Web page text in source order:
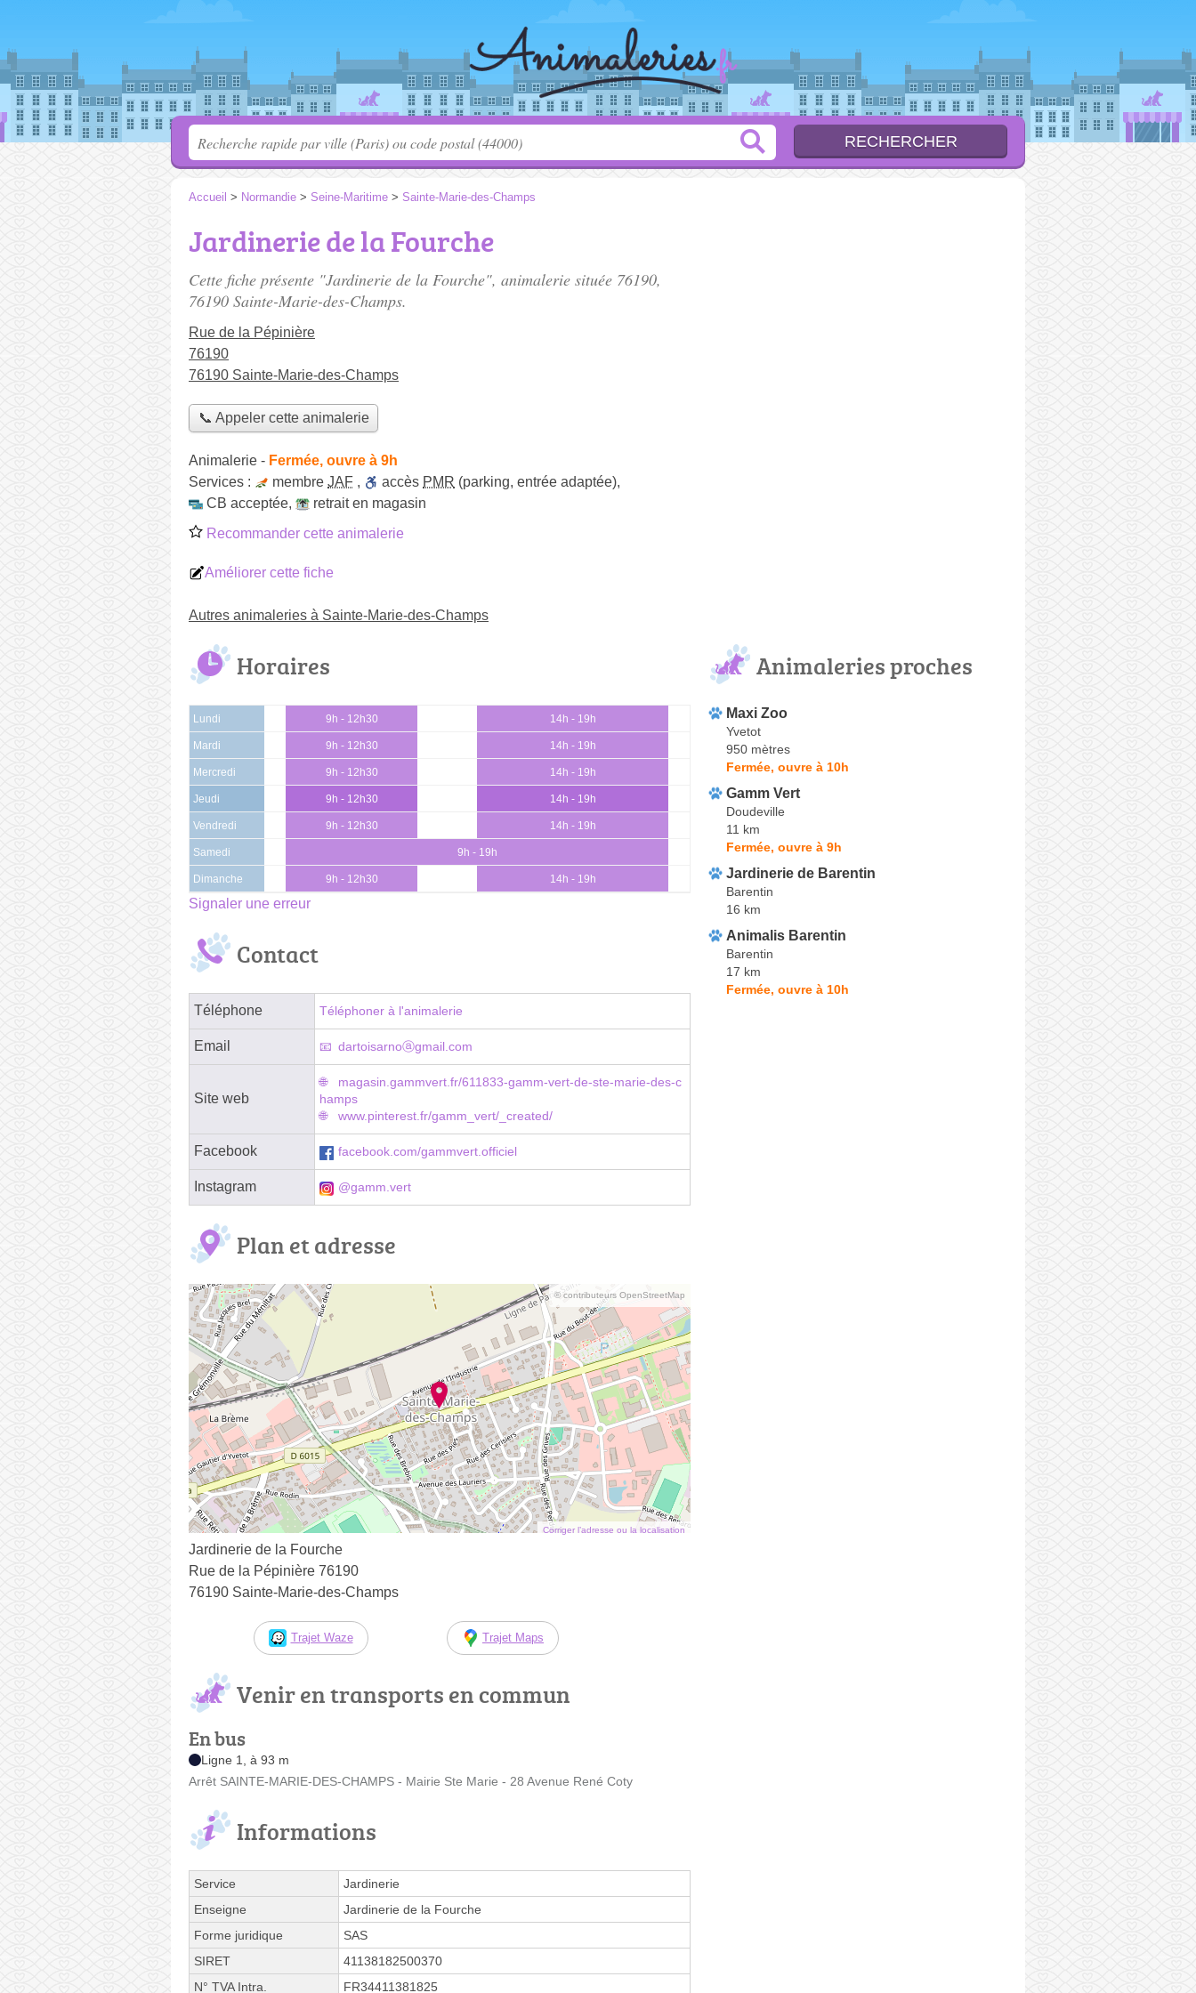
Accueil > Normandie > Seine-Maritime > Sainte-Marie-des-Champs
Jardinerie de la Fourche
Cette fiche présente "Jardinerie de la Fourche", animalerie située 76190,
76190 Sainte-Marie-des-Champs.
Rue de la Pépinière
76190
76190 Sainte-Marie-des-Champs
📞 Appeler cette animalerie
Animalerie - Fermée, ouvre à 9h
Services :
membre JAF , accès PMR (parking, entrée adaptée),
CB acceptée,
retrait en magasin
Recommander cette animalerie
Améliorer cette fiche
Autres animaleries à Sainte-Marie-des-Champs
Horaires
Lundi 9h - 12h30 14h - 19h
Mardi 9h - 12h30 14h - 19h
Mercredi 9h - 12h30 14h - 19h
Jeudi 9h - 12h30 14h - 19h
Vendredi 9h - 12h30 14h - 19h
Samedi 9h - 19h
Dimanche 9h - 12h30 14h - 19h
Signaler une erreur
Contact
Téléphone Téléphoner à l'animalerie
Email dartoisarnoⓐgmail.com
Site web
magasin.gammvert.fr/611833-gamm-vert-de-ste-marie-des-c
hamps
www.pinterest.fr/gamm_vert/_created/
Facebook facebook.com/gammvert.officiel
Instagram @gamm.vert
Plan et adresse
© contributeurs OpenStreetMap
Corriger l’adresse ou la localisation
Jardinerie de la Fourche
Rue de la Pépinière 76190
76190 Sainte-Marie-des-Champs
Trajet Waze Trajet Maps
Venir en transports en commun
En bus
Ligne 1, à 93 m
Arrêt SAINTE-MARIE-DES-CHAMPS - Mairie Ste Marie - 28 Avenue René Coty
Informations
Service
Jardinerie
Enseigne
Jardinerie de la Fourche
Forme juridique
SAS
SIRET
41138182500370
N° TVA Intra.
FR34411381825
Animaleries proches
Maxi Zoo
Yvetot
950 mètres
Fermée, ouvre à 10h
Gamm Vert
Doudeville
11 km
Fermée, ouvre à 9h
Jardinerie de Barentin
Barentin
16 km
Animalis Barentin
Barentin
17 km
Fermée, ouvre à 10h